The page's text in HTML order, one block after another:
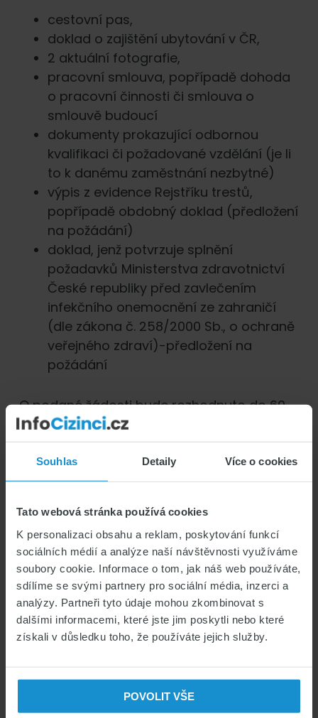
Souhlas Detaily Více o cookies
Tato webová stránka používá cookies
K personalizaci obsahu a reklam, poskytování funkcí
sociálních médií a analýze naší návštěvnosti využíváme
soubory cookie. Informace o tom, jak náš web používáte,
sdílíme se svými partnery pro sociální média, inzerci a
analýzy. Partneři tyto údaje mohou zkombinovat s
dalšími informacemi, které jste jim poskytli nebo které
získali v důsledku toho, že používáte jejich služby.
POVOLIT VŠE
cestovní pas,
doklad o zajištění ubytování v ČR,
2 aktuální fotografie,
pracovní smlouva, popřípadě dohoda
o pracovní činnosti či smlouva o
smlouvě budoucí
dokumenty prokazující odbornou
kvalifikaci či požadované vzdělání (je li
to k danému zaměstnání nezbytné)
výpis z evidence Rejstříku trestů,
popřípadě obdobný doklad (předložení
na požádání)
doklad, jenž potvrzuje splnění
požadavků Ministerstva zdravotnictví
České republiky před zavlečením
infekčního onemocnění ze zahraničí
(dle zákona č. 258/2000 Sb., o ochraně
veřejného zdraví)-předložení na
požádání
O podané žádosti bude rozhodnuto do 60
dnů, přičemž ve složitých právních
případech může tato lhůta činit maximálně
90 dnů.
Pracovní vízum pro Ukrajince
– modrá karta
Modrá kartaje speciální povolení
k dlouhodobému pobytu na území ČR, a to
právě za účelem zaměstnání. Modrá karta
je zpravidla vydávána uchazečům o
takovou práci, jež vyžaduje vysokou
vysokoškolského vzdělání nebo vyššího
odborného vzdělání (minimálně 3 leté